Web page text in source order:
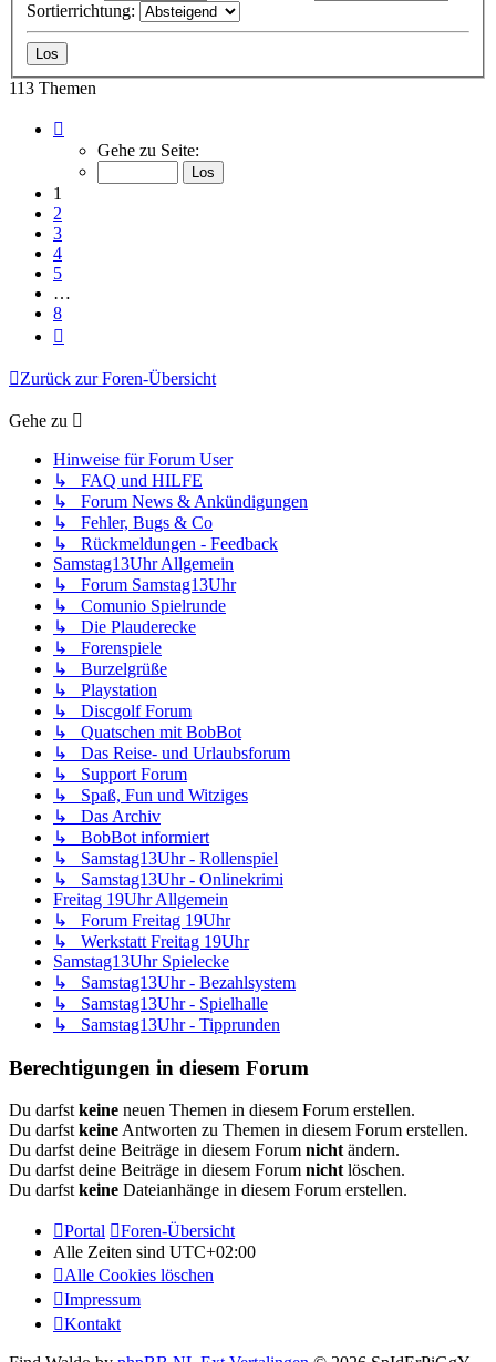
Sortierrichtung:
113 Themen
von
Gehe zu Seite:
1
2
3
4
5
…
8
Zurück zur Foren-Übersicht
Gehe zu
Hinweise für Forum User
↳ FAQ und HILFE
↳ Forum News & Ankündigungen
↳ Fehler, Bugs & Co
↳ Rückmeldungen - Feedback
Samstag13Uhr Allgemein
↳ Forum Samstag13Uhr
↳ Comunio Spielrunde
↳ Die Plauderecke
↳ Forenspiele
↳ Burzelgrüße
↳ Playstation
↳ Discgolf Forum
↳ Quatschen mit BobBot
↳ Das Reise- und Urlaubsforum
↳ Support Forum
↳ Spaß, Fun und Witziges
↳ Das Archiv
↳ BobBot informiert
↳ Samstag13Uhr - Rollenspiel
↳ Samstag13Uhr - Onlinekrimi
Freitag 19Uhr Allgemein
↳ Forum Freitag 19Uhr
↳ Werkstatt Freitag 19Uhr
Samstag13Uhr Spielecke
↳ Samstag13Uhr - Bezahlsystem
↳ Samstag13Uhr - Spielhalle
↳ Samstag13Uhr - Tipprunden
Berechtigungen in diesem Forum
Du darfstkeine neuen Themen in diesem Forum erstellen.
Du darfstkeineAntworten zu Themen in diesem Forum erstellen.
Du darfst deine Beiträge in diesem Forum nichtändern.
Du darfst deine Beiträge in diesem Forum nichtlöschen.
Du darfstkeine Dateianhänge in diesem Forum erstellen.
Portal
Foren-Übersicht
Alle Zeiten sind UTC+02:00
Alle Cookies löschen
Impressum
Kontakt